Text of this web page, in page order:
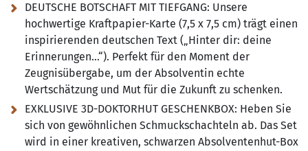
DEUTSCHE BOTSCHAFT MIT TIEFGANG: Unsere
hochwertige Kraftpapier-Karte (7,5 x 7,5 cm) trägt einen
inspirierenden deutschen Text („Hinter dir: deine
Erinnerungen...“). Perfekt für den Moment der
Zeugnisübergabe, um der Absolventin echte
Wertschätzung und Mut für die Zukunft zu schenken.
EXKLUSIVE 3D-DOKTORHUT GESCHENKBOX: Heben Sie
sich von gewöhnlichen Schmuckschachteln ab. Das Set
wird in einer kreativen, schwarzen Absolventenhut-Box